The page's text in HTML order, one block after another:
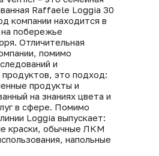
Raffaele Loggia 30
компании находится в
побережье
Отличительная
помимо
и
продуктов, это подход:
продукты и
на знаниях цвета и
в сфере. Помимо
Loggia выпускает:
краски, обычные ЛКМ
напольные